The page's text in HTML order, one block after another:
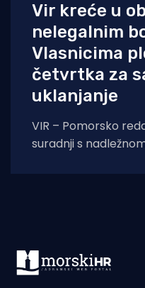
Vir kreće u
nelegalnim
Vlasnicima
četvrtka za
uklanjanje
VIR – Pomorsko
suradnji s